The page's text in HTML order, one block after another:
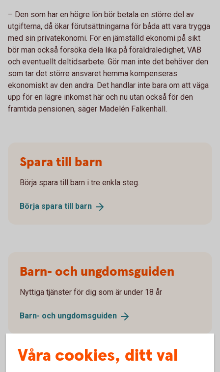
– Den som har en högre lön bör betala en större del av
utgifterna, då ökar förutsättningarna för båda att vara trygga
med sin privatekonomi. För en jämställd ekonomi på sikt
bör man också försöka dela lika på föräldraledighet, VAB
och eventuellt deltidsarbete. Gör man inte det behöver den
som tar det större ansvaret hemma kompenseras
ekonomiskt av den andra. Det handlar inte bara om att väga
upp för en lägre inkomst här och nu utan också för den
framtida pensionen, säger Madelén Falkenhäll.
Spara till barn
Börja spara till barn i tre enkla steg.
Börja spara till barn
Barn- och ungdomsguiden
Nyttiga tjänster för dig som är under 18 år
Barn- och ungdomsguiden
Våra cookies, ditt val